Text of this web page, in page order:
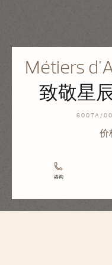
Métiers
致敬星
6007A/
价
咨询